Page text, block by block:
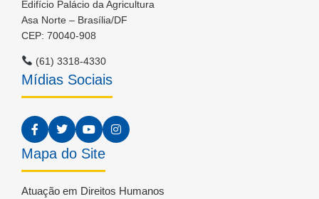
Edifício Palácio da Agricultura
Asa Norte – Brasília/DF
CEP: 70040-908
(61) 3318-4330
Mídias Sociais
Mapa do Site
Atuação em Direitos Humanos